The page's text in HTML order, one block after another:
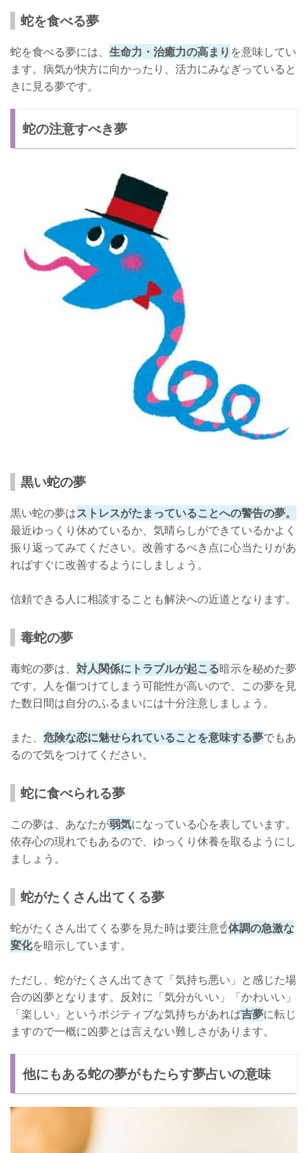
蛇を食べる夢
蛇を食べる夢には、 生命力・治癒力の高まり を意味してい
ます。病気が快方に向かったり、活力にみなぎっていると
きに見る夢です。
蛇の注意すべき夢
黒い蛇の夢
黒い蛇の夢はストレスがたまっていることへの警告の夢。
最近ゆっくり休めているか、気晴らしができているかよく
振り返ってみてください。改善するべき点に心当たりがあ
ればすぐに改善するようにしましょう。
信頼できる人に相談することも解決への近道となります。
毒蛇の夢
毒蛇の夢は、 対人関係にトラブルが起こる暗示を秘めた夢
です。人を傷つけてしまう可能性が高いので、この夢を見
た数日間は自分のふるまいには十分注意しましょう。
また、 危険な恋に魅せられていることを意味する夢でもあ
るので気をつけてください。
蛇に食べられる夢
この夢は、あなたが弱気になっている心を表しています。
依存心の現れでもあるので、ゆっくり休養を取るようにし
ましょう。
蛇がたくさん出てくる夢
蛇がたくさん出てくる夢を見た時は要注意☝体調の急激な
変化を暗示しています。
ただし、蛇がたくさん出てきて「気持ち悪い」と感じた場
合の凶夢となります。反対に「気分がいい」「かわいい」
「楽しい」というポジティブな気持ちがあれば吉夢に転じ
ますので一概に凶夢とは言えない難しさがあります。
他にもある蛇の夢がもたらす夢占いの意味